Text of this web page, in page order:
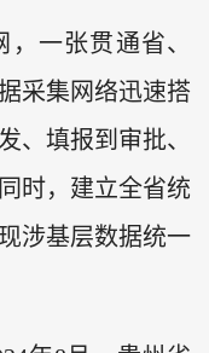
一张贯通省、
采集网络迅速搭
、填报到审批、
时，建立全省统
涉基层数据统一